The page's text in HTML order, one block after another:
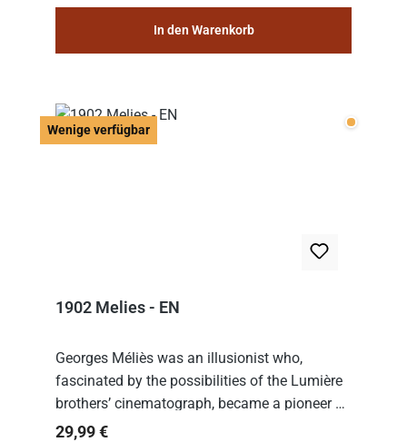
In den Warenkorb
Wenige verfügbar Wenige
1902 Melies - EN
Georges Méliès was an illusionist who,
fascinated by the possibilities of the Lumière
brothers’ cinematograph, became a pioneer of
cinema. In 1902, he filmed his most famous
Regulärer Preis:
29,99 €